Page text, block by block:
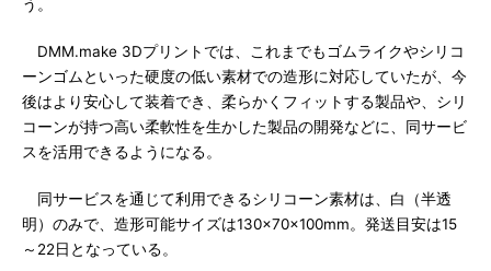
う。
DMM.make 3Dプリントでは、これまでもゴムライクやシリコ
ーンゴムといった硬度の低い素材での造形に対応していたが、今
後はより安心して装着でき、柔らかくフィットする製品や、シリ
コーンが持つ高い柔軟性を生かした製品の開発などに、同サービ
スを活用できるようになる。
同サービスを通じて利用できるシリコーン素材は、白（半透
明）のみで、造形可能サイズは130×70×100mm。発送目安は15
～22日となっている。